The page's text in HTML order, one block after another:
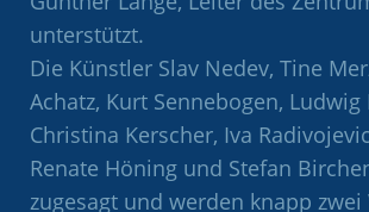
unterstützt.
Die Künstler Slav Nedev, Tine
Achatz, Kurt Sennebogen,
Christina Kerscher, Iva
Renate Höning und Stefan
zugesagt und werden knapp